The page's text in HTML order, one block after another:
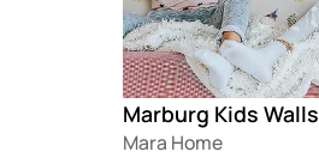
Marburg Kids Walls
Mara Home